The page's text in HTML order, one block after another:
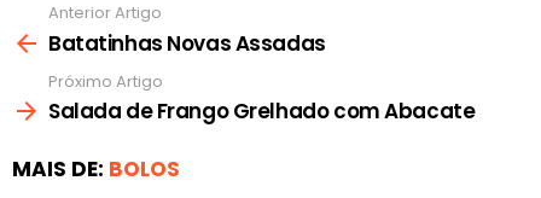
mais
Anterior Artigo
Batatinhas Novas Assadas
Próximo Artigo
Salada de Frango Grelhado com Abacate
MAIS DE: BOLOS